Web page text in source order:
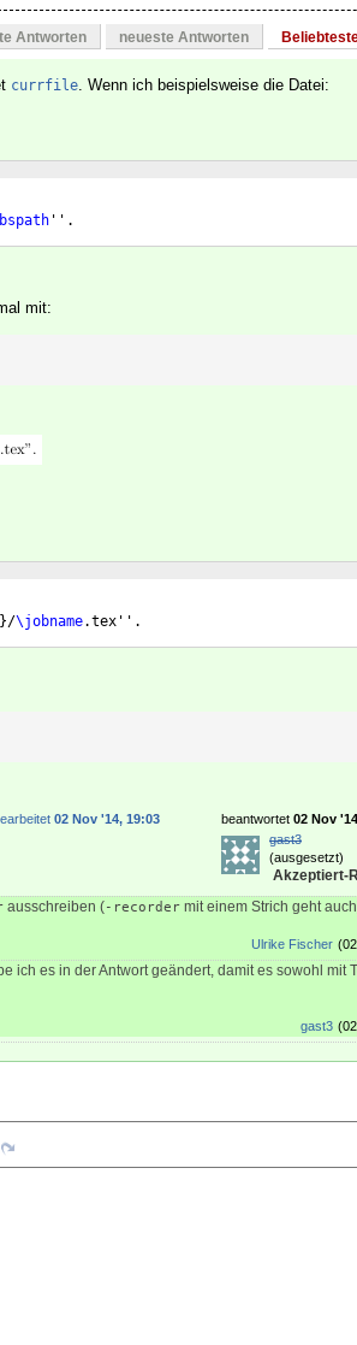
Antworten neueste Antworten
currfile. Wenn ich beispielsweise die Datei:
''.
mit:
/\jobname.tex''.
beantwortet 02 Nov
gast3
(ausgesetzt)
Akzeptiert-
02 Nov '14, 19:03
ausschreiben (-recorder mit einem Strich geht
Ulrike Fischer
ich es in der Antwort geändert, damit es sowohl mit
gast3